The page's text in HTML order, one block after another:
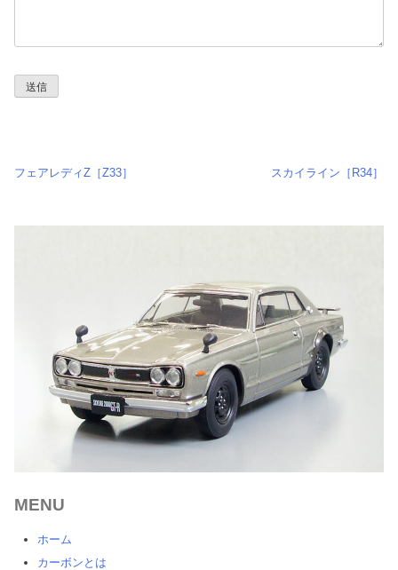
投
フェアレディZ［Z33］ スカイライン［R34］
MENU
ホーム
カーボンとは